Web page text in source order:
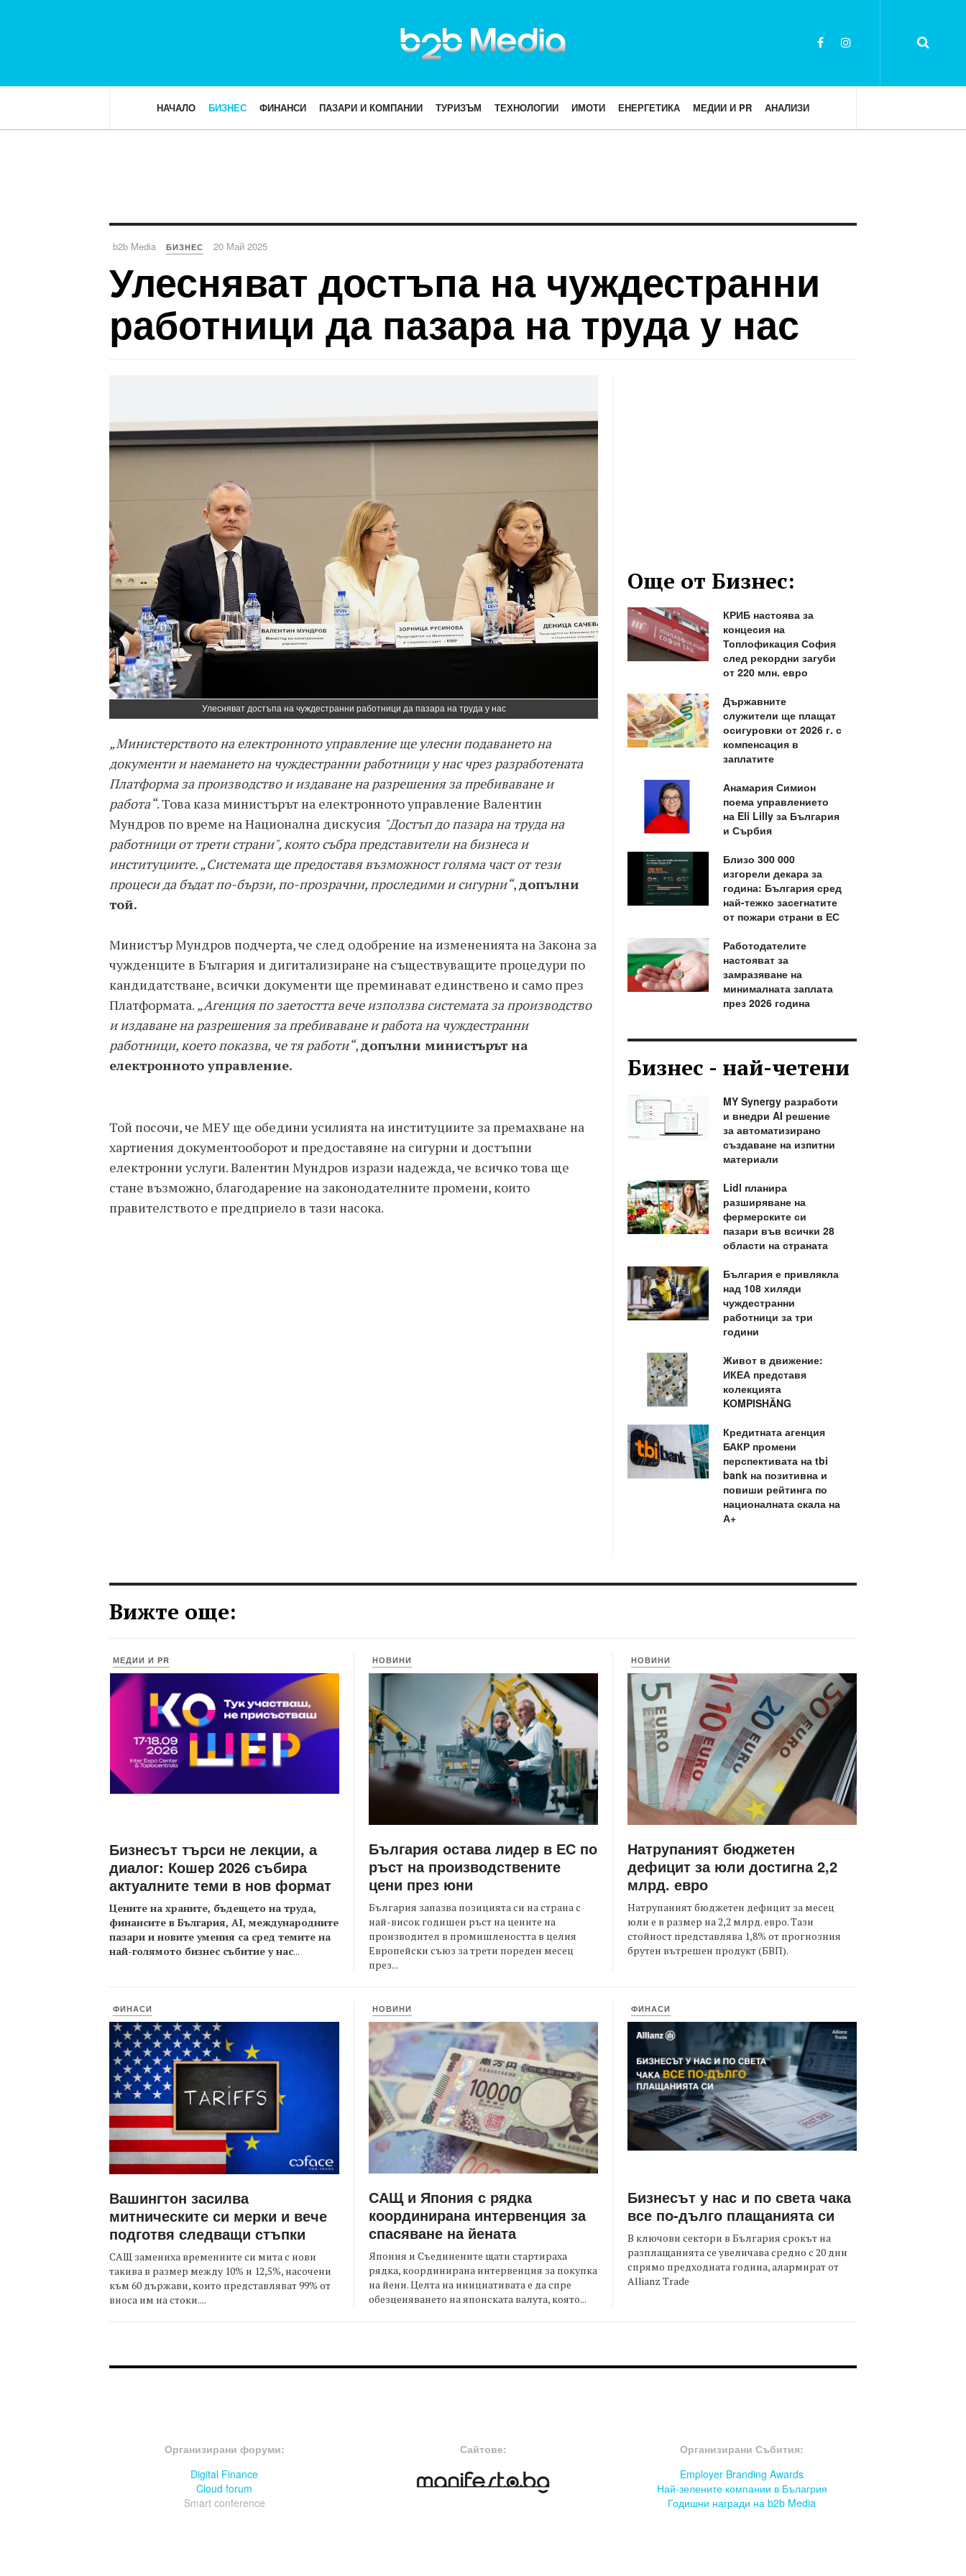
НАЧАЛО БИЗНЕС ФИНАНСИ ПАЗАРИ И КОМПАНИИ ТУРИЗЪМ ТЕХНОЛОГИИ ИМОТИ ЕНЕРГЕТИКА МЕДИИ И PR АНАЛИЗИ
b2b Media БИЗНЕС 20 Май 2025
Улесняват достъпа на чуждестранни
работници да пазара на труда у нас
Улесняват достъпа на чуждестранни работници да пазара на труда у нас
„Министерството на електронното управление ще улесни подаването на
документи и наемането на чуждестранни работници у нас чрез разработената
Платформа за производство и издаване на разрешения за пребиваване и
работа“. Това каза министърът на електронното управление Валентин
Мундров по време на Национална дискусия "Достъп до пазара на труда на
работници от трети страни", която събра представители на бизнеса и
институциите. „Системата ще предоставя възможност голяма част от тези
процеси да бъдат по-бързи, по-прозрачни, проследими и сигурни“,допълни
той.
Министър Мундров подчерта, че след одобрение на измененията на Закона за
чужденците в България и дигитализиране на съществуващите процедури по
кандидатстване, всички документи ще преминават единствено и само през
Платформата. „Агенция по заетостта вече използва системата за производство
и издаване на разрешения за пребиваване и работа на чуждестранни
работници, което показва, че тя работи“,допълни министърът на
електронното управление.
Той посочи, че МЕУ ще обедини усилията на институциите за премахване на
хартиения документооборот и предоставяне на сигурни и достъпни
електронни услуги. Валентин Мундров изрази надежда, че всичко това ще
стане възможно, благодарение на законодателните промени, които
правителството е предприело в тази насока.
Още от Бизнес:
КРИБ настоява за
концесия на
Топлофикация София
след рекордни загуби
от 220 млн. евро
Държавните
служители ще плащат
осигуровки от 2026 г. с
компенсация в
заплатите
Анамария Симион
поема управлението
на Eli Lilly за България
и Сърбия
Близо 300 000
изгорели декара за
година: България сред
най-тежко засегнатите
от пожари страни в ЕС
Работодателите
настояват за
замразяване на
минималната заплата
през 2026 година
Бизнес - най-четени
MY Synergy разработи
и внедри AI решение
за автоматизирано
създаване на изпитни
материали
Lidl планира
разширяване на
фермерските си
пазари във всички 28
области на страната
България е привлякла
над 108 хиляди
чуждестранни
работници за три
години
Живот в движение:
ИКЕА представя
колекцията
KOMPISHÄNG
Кредитната агенция
БАКР промени
перспективата на tbi
bank на позитивна и
повиши рейтинга по
националната скала на
А+
Вижте още:
МЕДИИ И PR
Бизнесът търси не лекции, а
диалог: Кошер 2026 събира
актуалните теми в нов формат
Цените на храните, бъдещето на труда,
финансите в България, AI, международните
пазари и новите умения са сред темите на
най-голямото бизнес събитие у нас...
НОВИНИ
България остава лидер в ЕС по
ръст на производствените
цени през юни
България запазва позицията си на страна с
най-висок годишен ръст на цените на
производител в промишлеността в целия
Европейски съюз за трети пореден месец
през...
НОВИНИ
Натрупаният бюджетен
дефицит за юли достигна 2,2
млрд. евро
Натрупаният бюджетен дефицит за месец
юли е в размер на 2,2 млрд. евро. Тази
стойност представлява 1,8% от прогнозния
брутен вътрешен продукт (БВП).
ФИНАСИ
Вашингтон засилва
митническите си мерки и вече
подготвя следващи стъпки
САЩ замениха временните си мита с нови
такива в размер между 10% и 12,5%, насочени
към 60 държави, които представляват 99% от
вноса им на стоки....
НОВИНИ
САЩ и Япония с рядка
координирана интервенция за
спасяване на йената
Япония и Съединените щати стартираха
рядка, координирана интервенция за покупка
на йени. Целта на инициативата е да спре
обезценяването на японската валута, която...
ФИНАСИ
Бизнесът у нас и по света чака
все по-дълго плащанията си
В ключови сектори в България срокът на
разплащанията се увеличава средно с 20 дни
спрямо предходната година, алармират от
Allianz Trade
Организирани форуми:
Digital Finance
Cloud forum
Smart conference
Сайтове:
Организирани Събития:
Employer Branding Awards
Най-зелените компании в Бълагрия
Годишни награди на b2b Media